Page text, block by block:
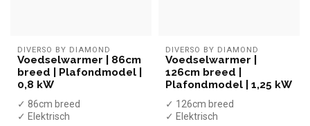
DIVERSO BY DIAMOND
Voedselwarmer | 86cm
breed | Plafondmodel |
0,8 kW
✓ 86cm breed
✓ Elektrisch
DIVERSO BY DIAMOND
Voedselwarmer |
126cm breed |
Plafondmodel | 1,25 kW
✓ 126cm breed
✓ Elektrisch